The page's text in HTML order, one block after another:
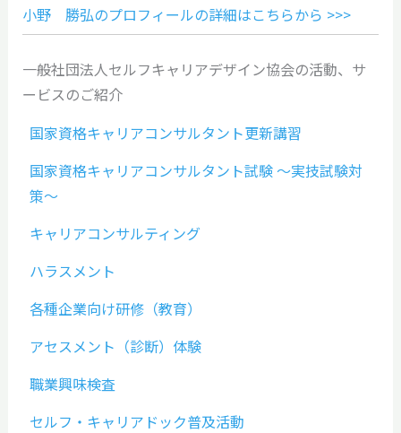
小野 勝弘のプロフィールの詳細はこちらから >>>
一般社団法人セルフキャリアデザイン協会の活動、サ
ービスのご紹介
国家資格キャリアコンサルタント更新講習
国家資格キャリアコンサルタント試験 ～実技試験対
策～
キャリアコンサルティング
ハラスメント
各種企業向け研修（教育）
アセスメント（診断）体験
職業興味検査
セルフ・キャリアドック普及活動